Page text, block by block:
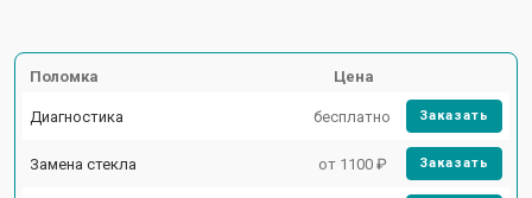
Поломка Цена
Диагностика бесплатно Заказать
Замена стекла от 1100 ₽ Заказать